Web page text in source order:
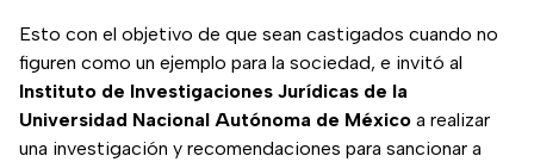
Esto con el objetivo de que sean castigados cuando no
figuren como un ejemplo para la sociedad, e invitó al
Instituto de Investigaciones Jurídicas de la
Universidad Nacional Autónoma de México a realizar
una investigación y recomendaciones para sancionar a